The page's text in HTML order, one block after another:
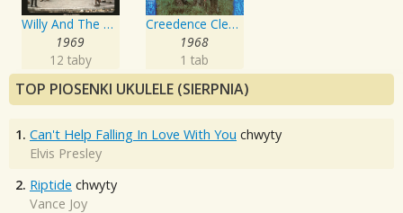
Willy And The Poor Boys
1969
12 taby
Creedence Clearwater Revival
1968
1 tab
TOP PIOSENKI UKULELE (SIERPNIA)
1. Can't Help Falling In Love With You chwyty
Elvis Presley
2. Riptide chwyty
Vance Joy